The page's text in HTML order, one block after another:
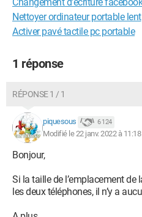
Nettoyer ordinateur portable lent
Activer pavé tactile pc portable
1 réponse
RÉPONSE 1 / 1
piquesous 6 124
Modifié le 22 janv. 2022 à 11:18
Bonjour,
Si la taille de l’emplacement de
les deux téléphones, il n’y a